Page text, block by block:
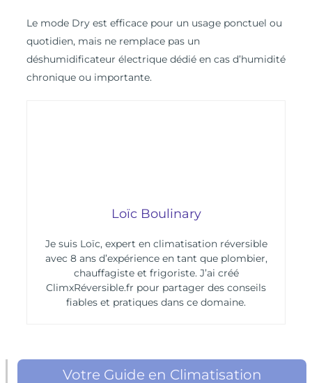
Le mode Dry est efficace pour un usage ponctuel ou
quotidien, mais ne remplace pas un
déshumidificateur électrique dédié en cas d’humidité
chronique ou importante.
Loïc Boulinary
Je suis Loïc, expert en climatisation réversible
avec 8 ans d’expérience en tant que plombier,
chauffagiste et frigoriste. J’ai créé
ClimxRéversible.fr pour partager des conseils
fiables et pratiques dans ce domaine.
Votre Guide en Climatisation